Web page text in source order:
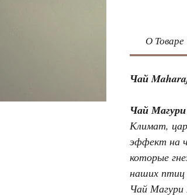
О Товаре
Чай
Чай
Климат,
эффект на
которые
наших птиц
Чай Магури